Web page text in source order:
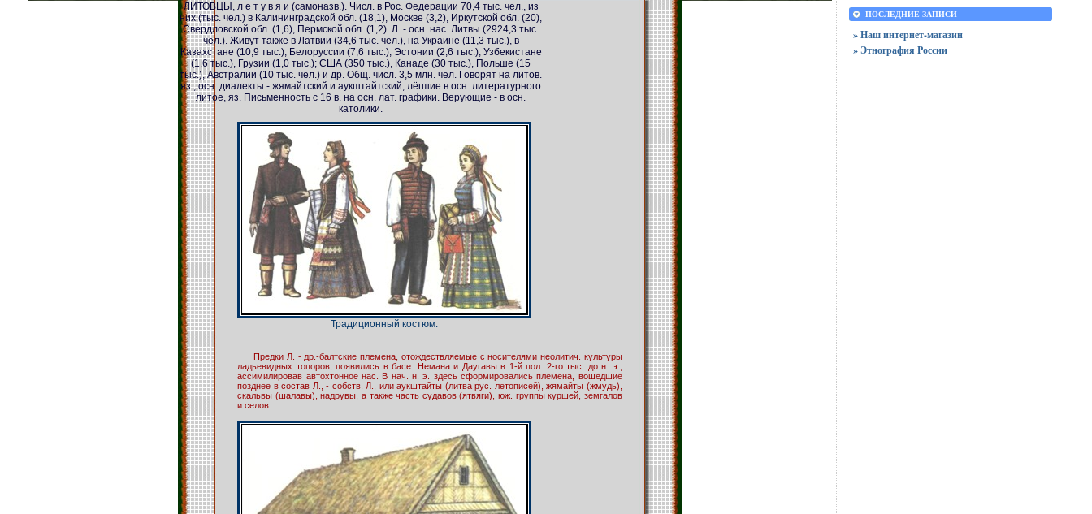
ЛИТОВЦЫ, л е т у в я и (самоназв.). Числ. в Рос. Федерации 70,4 тыс. чел., из
них (тыс. чел.) в Калининградской обл. (18,1), Москве (3,2), Иркутской обл. (20),
Свердловской обл. (1,6), Пермской обл. (1,2). Л. - осн. нас. Литвы (2924,3 тыс.
чел.). Живут также в Латвии (34,6 тыс. чел.), на Украине (11,3 тыс.), в
Казахстане (10,9 тыс.), Белоруссии (7,6 тыс.), Эстонии (2,6 тыс.), Узбекистане
(1,6 тыс.), Грузии (1,0 тыс.); США (350 тыс.), Канаде (30 тыс.), Польше (15
тыс.), Австралии (10 тыс. чел.) и др. Общ. числ. 3,5 млн. чел. Говорят на литов.
яз., осн. диалекты - жямайтский и аукштайтский, лёгшие в осн. литературного
литое, яз. Письменность с 16 в. на осн. лат. графики. Верующие - в осн.
католики.
Традиционный костюм.
Предки Л. - др.-балтские племена, отождествляемые с носителями неолитич. культуры
ладьевидных топоров, появились в басе. Немана и Даугавы в 1-й пол. 2-го тыс. до н. э.,
ассимилировав автохтонное нас. В нач. н. э. здесь сформировались племена, вошедшие
позднее в состав Л., - собств. Л., или аукштайты (литва рус. летописей), жямайты (жмудь),
скальвы (шалавы), надрувы, а также часть судавов (ятвяги), юж. группы куршей, земгалов
и селов.
ПОСЛЕДНИЕ ЗАПИСИ
» Наш интернет-магазин
» Этнография России